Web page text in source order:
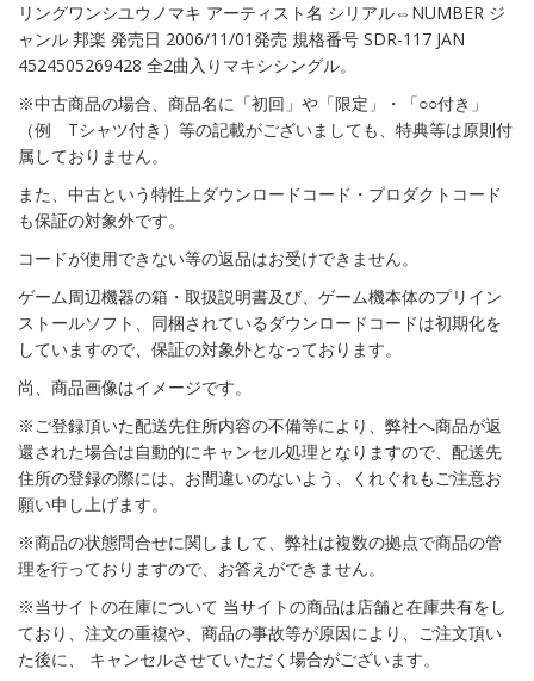
リングワンシユウノマキ アーティスト名 シリアル⇔NUMBER ジ
ャンル 邦楽 発売日 2006/11/01発売 規格番号 SDR-117 JAN
4524505269428 全2曲入りマキシシングル。
※中古商品の場合、商品名に「初回」や「限定」・「○○付き」
（例 Tシャツ付き）等の記載がございましても、特典等は原則付
属しておりません。
また、中古という特性上ダウンロードコード・プロダクトコード
も保証の対象外です。
コードが使用できない等の返品はお受けできません。
ゲーム周辺機器の箱・取扱説明書及び、ゲーム機本体のプリイン
ストールソフト、同梱されているダウンロードコードは初期化を
していますので、保証の対象外となっております。
尚、商品画像はイメージです。
※ご登録頂いた配送先住所内容の不備等により、弊社へ商品が返
還された場合は自動的にキャンセル処理となりますので、配送先
住所の登録の際には、お間違いのないよう、くれぐれもご注意お
願い申し上げます。
※商品の状態問合せに関しまして、弊社は複数の拠点で商品の管
理を行っておりますので、お答えができません。
※当サイトの在庫について 当サイトの商品は店舗と在庫共有をし
ており、注文の重複や、商品の事故等が原因により、ご注文頂い
た後に、 キャンセルさせていただく場合がございます。